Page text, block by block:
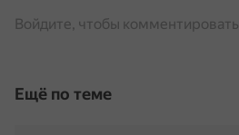
Войдите, чтобы комментировать
Ещё по теме